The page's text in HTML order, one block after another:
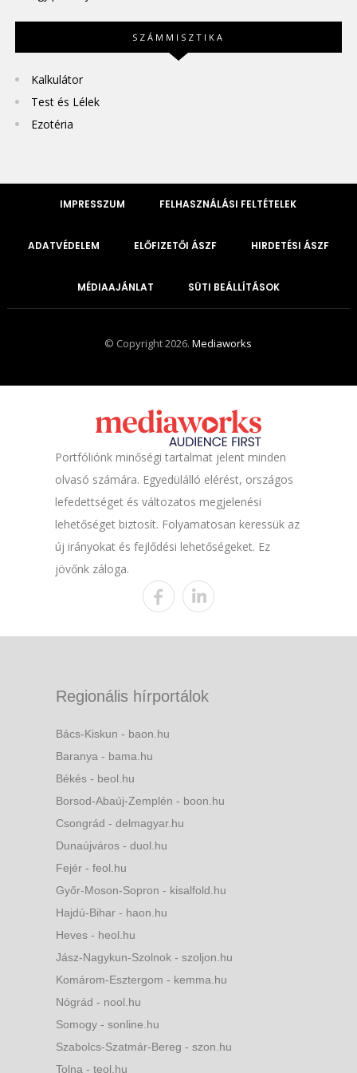
SZÁMMISZTIKA
Kalkulátor
Test és Lélek
Ezotéria
IMPRESSZUM FELHASZNÁLÁSI FELTÉTELEK
ADATVÉDELEM ELŐFIZETŐI ÁSZF HIRDETÉSI ÁSZF
MÉDIAAJÁNLAT SÜTI BEÁLLÍTÁSOK
© Copyright 2026.Mediaworks
Portfóliónk minőségi tartalmat jelent minden
olvasó számára. Egyedülálló elérést, országos
lefedettséget és változatos megjelenési
lehetőséget biztosít. Folyamatosan keressük az
új irányokat és fejlődési lehetőségeket. Ez
jövőnk záloga.
Regionális hírportálok
Bács-Kiskun - baon.hu
Baranya - bama.hu
Békés - beol.hu
Borsod-Abaúj-Zemplén - boon.hu
Csongrád - delmagyar.hu
Dunaújváros - duol.hu
Fejér - feol.hu
Győr-Moson-Sopron - kisalfold.hu
Hajdú-Bihar - haon.hu
Heves - heol.hu
Jász-Nagykun-Szolnok - szoljon.hu
Komárom-Esztergom - kemma.hu
Nógrád - nool.hu
Somogy - sonline.hu
Szabolcs-Szatmár-Bereg - szon.hu
Tolna - teol.hu